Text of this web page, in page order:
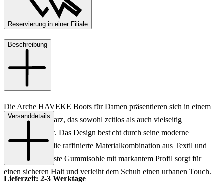
Reservierung in einer Filiale
Beschreibung
Die Arche HAVEKE Boots für Damen präsentieren sich in einem
eleganten Schwarz, das sowohl zeitlos als auch vielseitig
kombinierbar ist. Das Design besticht durch seine moderne
Silhouette und die raffinierte Materialkombination aus Textil und
Leder. Die robuste Gummisohle mit markantem Profil sorgt für
einen sicheren Halt und verleiht dem Schuh einen urbanen Touch.
Versanddetails
Lieferzeit: 2-3 Werktage